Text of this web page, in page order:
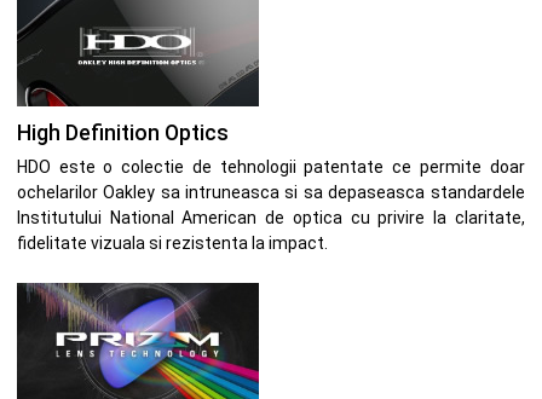
High Definition Optics
HDO este o colectie de tehnologii patentate ce permite doar
ochelarilor Oakley sa intruneasca si sa depaseasca standardele
Institutului National American de optica cu privire la claritate,
fidelitate vizuala si rezistenta la impact.